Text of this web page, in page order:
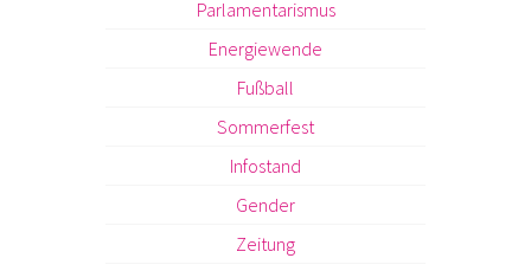
Parlamentarismus
Energiewende
Fußball
Sommerfest
Infostand
Gender
Zeitung